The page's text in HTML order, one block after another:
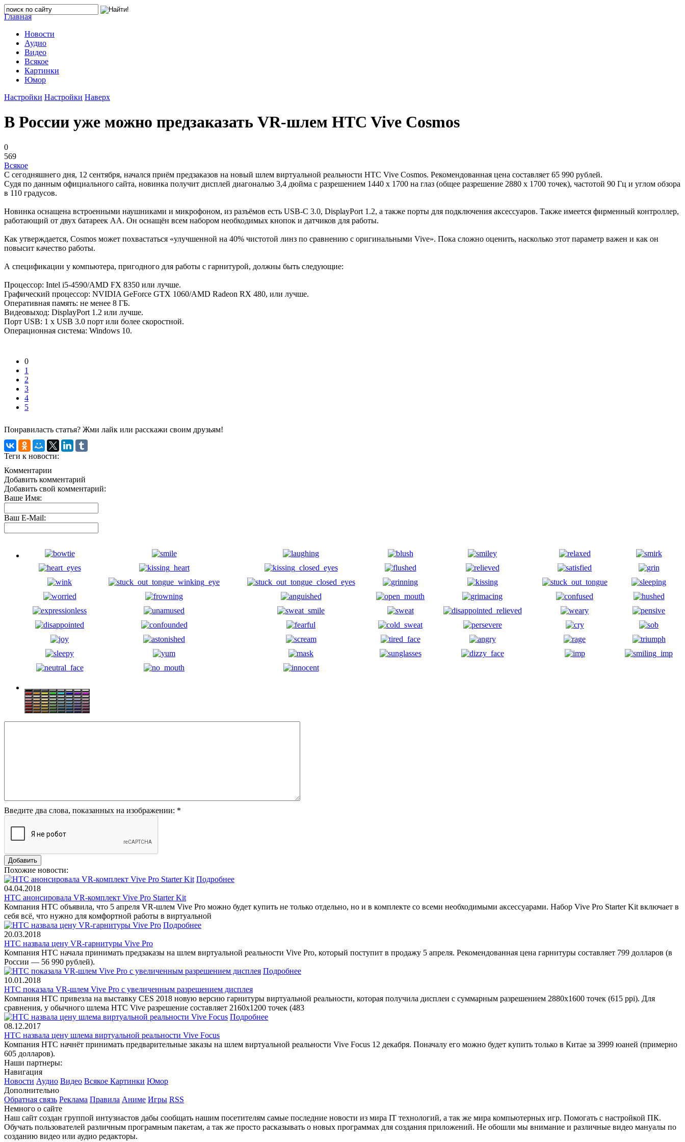
Главная
Новости
Аудио
Видео
Всякое
Картинки
Юмор
Настройки Настройки Наверх
В России уже можно предзаказать VR-шлем HTC Vive Cosmos
0
569
Всякое
С сегодняшнего дня, 12 сентября, начался приём предзаказов на новый шлем виртуальной реальности HTC Vive Cosmos. Рекомендованная цена составляет 65 990 рублей.
Судя по данным официального сайта, новинка получит дисплей диагональю 3,4 дюйма с разрешением 1440 x 1700 на глаз (общее разрешение 2880 x 1700 точек), частотой 90 Гц и углом обзора
в 110 градусов.
Новинка оснащена встроенными наушниками и микрофоном, из разъёмов есть USB-C 3.0, DisplayPort 1.2, а также порты для подключения аксессуаров. Также имеется фирменный контроллер,
работающий от двух батареек AA. Он оснащён всем набором необходимых кнопок и датчиков для работы.
Как утверждается, Cosmos может похвастаться «улучшенной на 40% чистотой линз по сравнению с оригинальными Vive». Пока сложно оценить, насколько этот параметр важен и как он
повысит качество работы.
А спецификации у компьютера, пригодного для работы с гарнитурой, должны быть следующие:
Процессор: Intel i5-4590/AMD FX 8350 или лучше.
Графический процессор: NVIDIA GeForce GTX 1060/AMD Radeon RX 480, или лучше.
Оперативная память: не менее 8 ГБ.
Видеовыход: DisplayPort 1.2 или лучше.
Порт USB: 1 x USB 3.0 порт или более скоростной.
Операционная система: Windows 10.
0
1
2
3
4
5
Понравиласть статья? Жми лайк или расскажи своим друзьям!
Теги к новости:
Комментарии
Добавить комментарий
Добавить свой комментарий:
Ваше Имя:
Ваш E-Mail:
Введите два слова, показанных на изображении: *
Похожие новости:
Подробнее
04.04.2018
HTC анонсировала VR-комплект Vive Pro Starter Kit
Компания HTC объявила, что 5 апреля VR-шлем Vive Pro можно будет купить не только отдельно, но и в комплекте со всеми необходимыми аксессуарами. Набор Vive Pro Starter Kit включает в
себя всё, что нужно для комфортной работы в виртуальной
Подробнее
20.03.2018
HTC назвала цену VR-гарнитуры Vive Pro
Компания HTC начала принимать предзаказы на шлем виртуальной реальности Vive Pro, который поступит в продажу 5 апреля. Рекомендованная цена гарнитуры составляет 799 долларов (в
России — 56 990 рублей).
Подробнее
10.01.2018
HTC показала VR-шлем Vive Pro с увеличенным разрешением дисплея
Компания HTC привезла на выставку CES 2018 новую версию гарнитуры виртуальной реальности, которая получила дисплеи с суммарным разрешением 2880х1600 точек (615 ppi). Для
сравнения, у обычного шлема HTC Vive разрешение составляет 2160х1200 точек (483
Подробнее
08.12.2017
HTC назвала цену шлема виртуальной реальности Vive Focus
Компания HTC начнёт принимать предварительные заказы на шлем виртуальной реальности Vive Focus 12 декабря. Поначалу его можно будет купить только в Китае за 3999 юаней (примерно
605 долларов).
Наши партнеры:
Навигация
Новости Аудио Видео Всякое Картинки Юмор
Дополнительно
Обратная связь Реклама Правила Аниме Игры RSS
Немного о сайте
Наш сайт создан группой интузиастов дабы сообщать нашим посетителям самые последние новости из мира IT технологий, а так же мира компьютерных игр. Помогать с настройкой ПК.
Обучать пользователей различным програмным пакетам, а так же просто расказывать о новых программах для создания приложений. Не обошли мы внимание и различные видео мануалы по
созданию видео или аудио редакторы.